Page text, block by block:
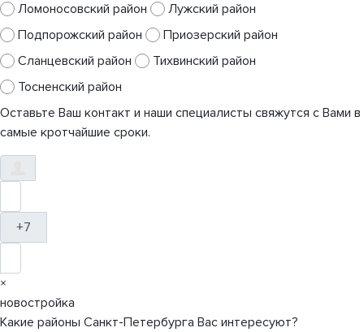
Ломоносовский район
Лужский район
Подпорожский район
Приозерский район
Сланцевский район
Тихвинский район
Тосненский район
Оставьте Ваш контакт и наши специалисты свяжутся с Вами в
самые кротчайшие сроки.
+7
×
новостройка
Какие районы Санкт-Петербурга Вас интересуют?